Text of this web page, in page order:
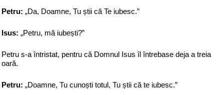
Petru: „Da, Doamne, Tu știi că Te iubesc.”
Isus: „Petru, mă iubești?”
Petru s-a întristat, pentru că Domnul Isus îl întrebase deja a treia
oară.
Petru: „Doamne, Tu cunoști totul, Tu știi că te iubesc.”